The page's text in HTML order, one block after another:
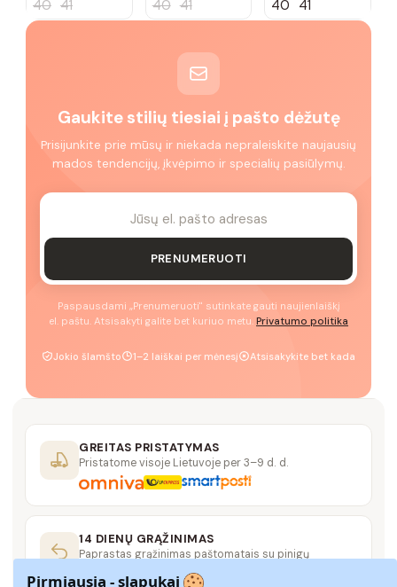
40 41
40 41
40 41
Gaukite stilių tiesiai į pašto dėžutę
Prisijunkite prie mūsų ir niekada nepraleiskite naujausių
mados tendencijų, įkvėpimo ir specialių pasiūlymų.
PRENUMERUOTI
Paspausdami „Prenumeruoti" sutinkate gauti naujienlaiškį
el. paštu. Atsisakyti galite bet kuriuo metu. Privatumo politika
Jokio šlamšto 1–2 laiškai per mėnesį Atsisakykite bet kada
GREITAS PRISTATYMAS
Pristatome visoje Lietuvoje per 3–9 d. d.
14 DIENŲ GRĄŽINIMAS
Paprastas grąžinimas paštomatais su pinigų
Pirmiausia - slapukai